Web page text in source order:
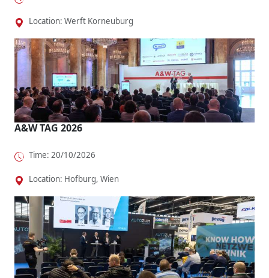
Location: Werft Korneuburg
A&W TAG 2026
Time: 20/10/2026
Location: Hofburg, Wien